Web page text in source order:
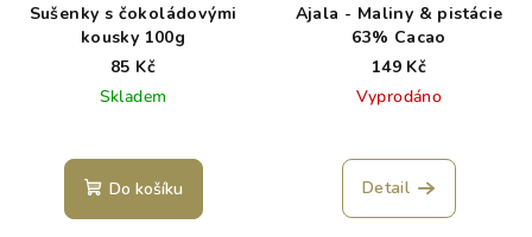
Sušenky s čokoládovými
kousky 100g
85 Kč
Skladem
Do košíku
Ajala - Maliny & pistácie
63% Cacao
149 Kč
Vyprodáno
Detail